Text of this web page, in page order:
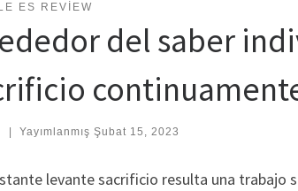
ES REVIEW
del saber
Yayımlanmış Şubat 15, 2023
levante sacrificio resulta una trabajo